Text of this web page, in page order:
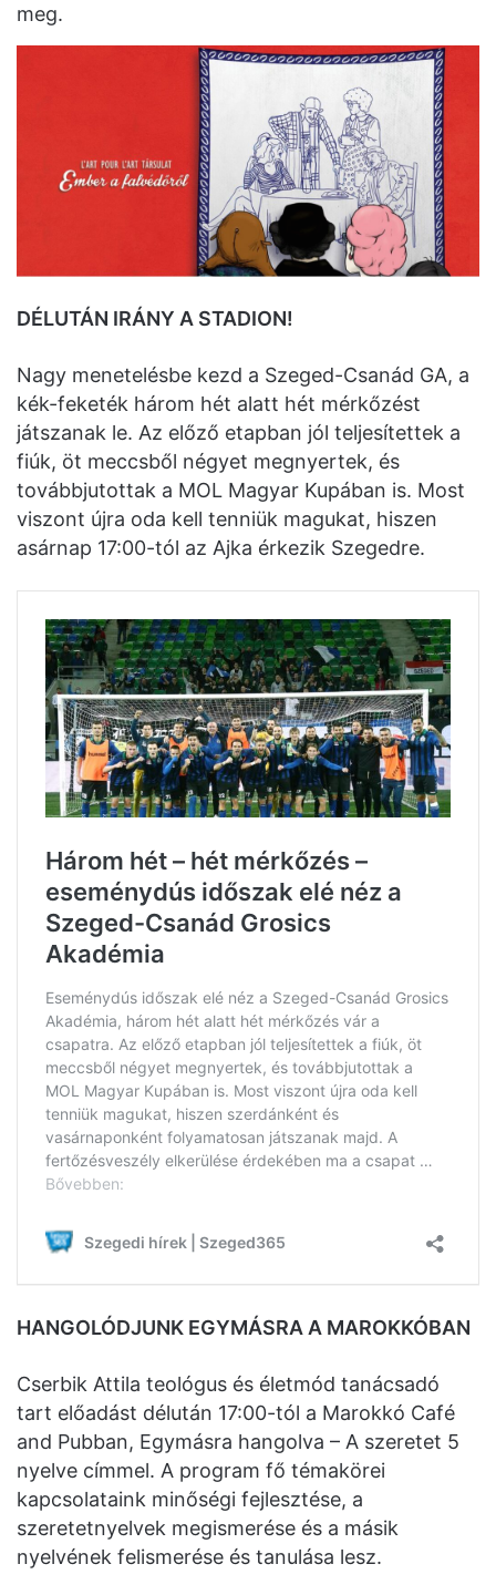
meg.
DÉLUTÁN IRÁNY A STADION!
Nagy menetelésbe kezd a Szeged-Csanád GA, a
kék-feketék három hét alatt hét mérkőzést
játszanak le. Az előző etapban jól teljesítettek a
fiúk, öt meccsből négyet megnyertek, és
továbbjutottak a MOL Magyar Kupában is. Most
viszont újra oda kell tenniük magukat, hiszen
asárnap 17:00-tól az Ajka érkezik Szegedre.
HANGOLÓDJUNK EGYMÁSRA A MAROKKÓBAN
Cserbik Attila teológus és életmód tanácsadó
tart előadást délután 17:00-tól a Marokkó Café
and Pubban, Egymásra hangolva – A szeretet 5
nyelve címmel. A program fő témakörei
kapcsolataink minőségi fejlesztése, a
szeretetnyelvek megismerése és a másik
nyelvének felismerése és tanulása lesz.